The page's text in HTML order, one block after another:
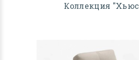
Коллекция